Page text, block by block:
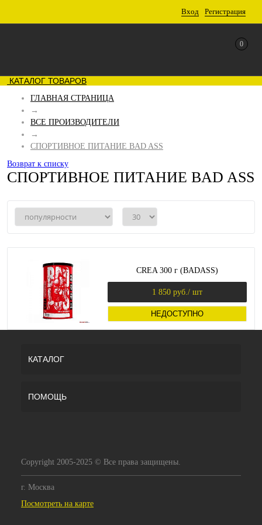
Вход Регистрация
0
КАТАЛОГ ТОВАРОВ
ГЛАВНАЯ СТРАНИЦА
→
ВСЕ ПРОИЗВОДИТЕЛИ
→
СПОРТИВНОЕ ПИТАНИЕ BAD ASS
Возврат к списку
СПОРТИВНОЕ ПИТАНИЕ BAD ASS
CREA 300 г (BADASS)
1 850 руб. / шт
НЕДОСТУПНО
КАТАЛОГ
ПОМОЩЬ
Copyright 2005-2025 © Все права защищены.
г. Москва
Посмотреть на карте